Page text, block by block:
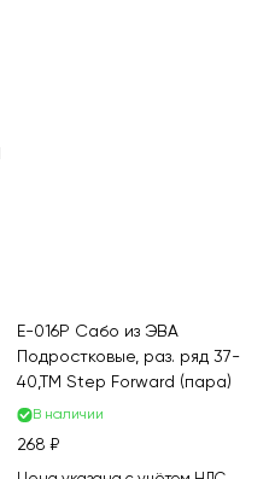
E-016P Сабо из ЭВА
Подростковые, раз. ряд 37-
40,ТМ Step Forward (пара)
В наличии
268 ₽